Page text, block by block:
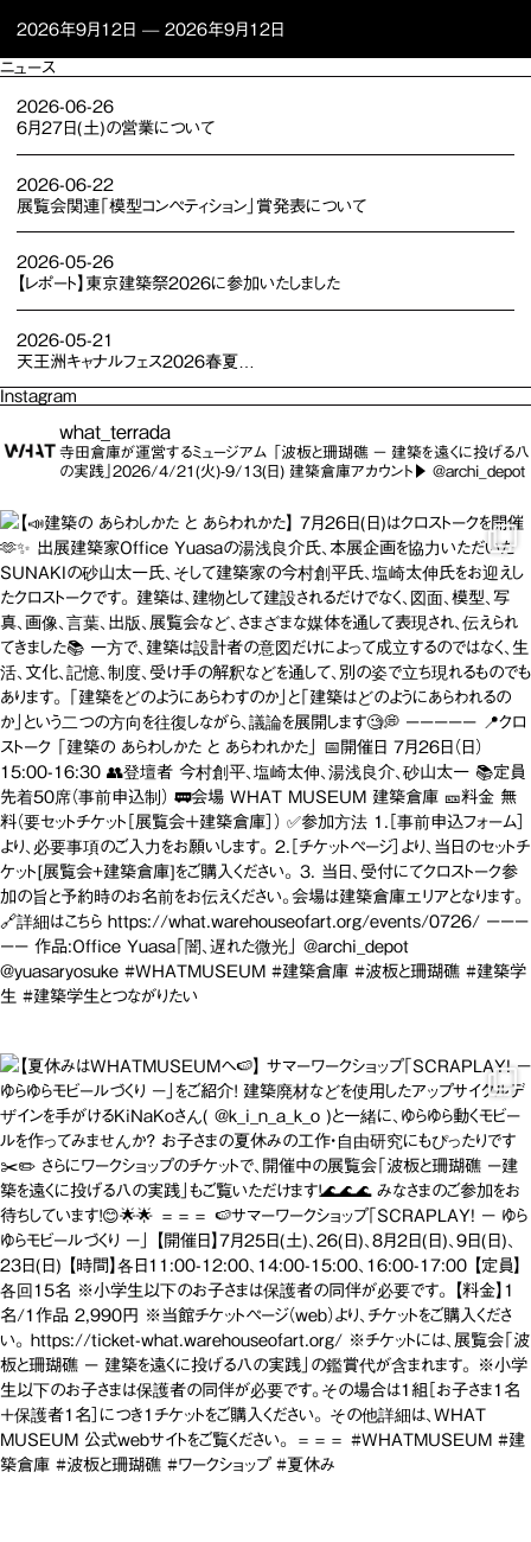
2026年9月12日 — 2026年9月12日
ニュース
2026-06-26
6月27日(土)の営業について
2026-06-22
展覧会関連「模型コンペティション」賞発表について
2026-05-26
【レポート】東京建築祭2026に参加いたしました
2026-05-21
天王洲キャナルフェス2026春夏
Instagram
what_terrada
寺田倉庫が運営するミュージアム 「波板と珊瑚礁 － 建築を遠くに投げる八
の実践」2026/4/21(火)-9/13(日) 建築倉庫アカウント▶︎ @archi_depot